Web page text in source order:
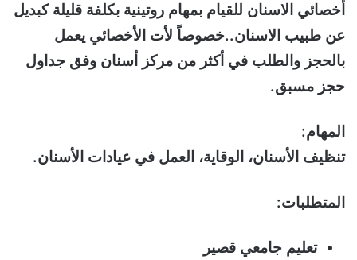
أخصائي الاسنان للقيام بمهام روتينية بكلفة قليلة كبديل
عن طبيب الاسنان..خصوصاً لأت الأخصائي يعمل
بالحجز والطلب في أكثر من مركز أسنان وفق جداول
حجز مسبق.
المهام:
تنظيف الأسنان، الوقاية، العمل في عيادات الأسنان.
المتطلبات:
تعليم جامعي قصير